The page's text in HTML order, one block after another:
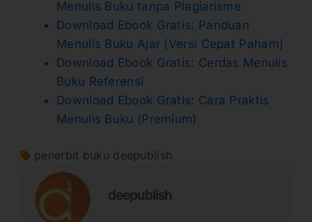
Menulis Buku tanpa Plagiarisme
Download Ebook Gratis: Panduan
Menulis Buku Ajar (Versi Cepat Paham)
Download Ebook Gratis: Cerdas Menulis
Buku Referensi
Download Ebook Gratis: Cara Praktis
Menulis Buku (Premium)
penerbit buku deepublish
deepublish